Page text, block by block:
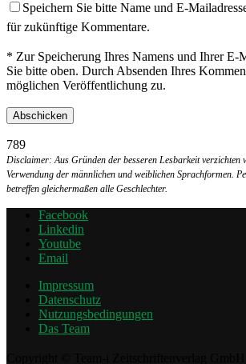
Speichern Sie bitte Name und E-
für zukünftige Kommentare.
* Zur Speicherung Ihres Namens und Ihrer E-
Sie bitte oben. Durch Absenden Ihres
möglichen Veröffentlichung zu.
789
Disclaimer: Aus Gründen der besseren Lesbarkeit verzichten
Verwendung der männlichen und weiblichen Sprachformen.
betreffen gleichermaßen alle Geschlechter.
Facebook
Linkedin
Youtube
Email
Impressum
Datenschutz
Nutzungsbedingungen
Das Team